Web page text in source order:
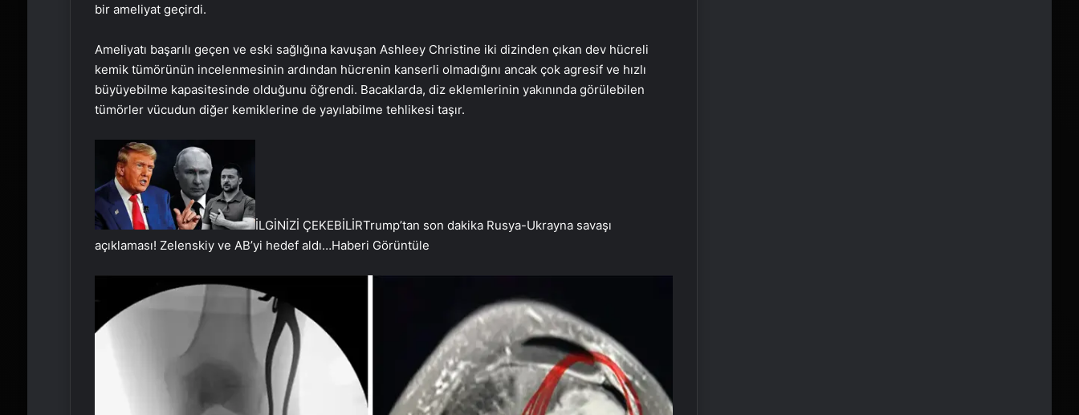
bir ameliyat geçirdi.
Ameliyatı başarılı geçen ve eski sağlığına kavuşan Ashleey Christine iki dizinden çıkan dev hücreli
kemik tümörünün incelenmesinin ardından hücrenin kanserli olmadığını ancak çok agresif ve hızlı
büyüyebilme kapasitesinde olduğunu öğrendi. Bacaklarda, diz eklemlerinin yakınında görülebilen
tümörler vücudun diğer kemiklerine de yayılabilme tehlikesi taşır.
İLGİNİZİ ÇEKEBİLİRTrump’tan son dakika Rusya-Ukrayna savaşı
açıklaması! Zelenskiy ve AB’yi hedef aldı…Haberi Görüntüle